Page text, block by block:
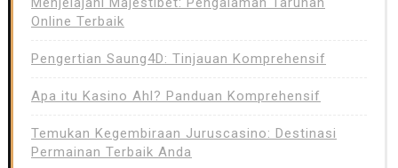
Online Terbaik
Pengertian Saung4D: Tinjauan Komprehensif
Apa itu Kasino Ahl? Panduan Komprehensif
Temukan Kegembiraan Juruscasino: Destinasi
Permainan Terbaik Anda